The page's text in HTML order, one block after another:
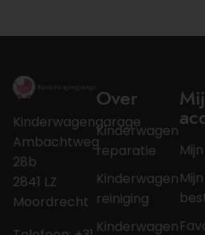
Kinderwagengarage
Ambachtweg
28b
2841 LZ
Moordrecht
Over
Kinderwagen
reparatie
Kinderwagen
reiniging
Kinderwagen
Mijn